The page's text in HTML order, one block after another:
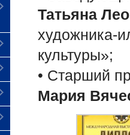
Татьяна
художника-
культуры»;
• Старший
Мария